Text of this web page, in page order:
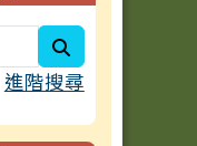
進階搜尋